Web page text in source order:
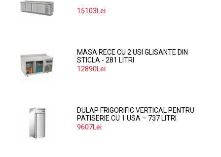
15103Lei
MASA RECE CU 2 USI GLISANTE DIN
STICLA - 281 LITRI
12890Lei
DULAP FRIGORIFIC VERTICAL PENTRU
PATISERIE CU 1 USA – 737 LITRI
9607Lei